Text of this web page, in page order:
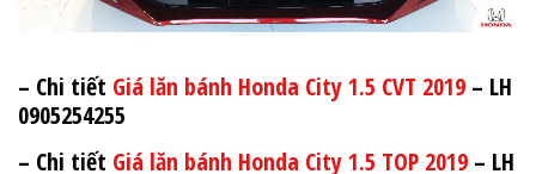
– Chi tiết Giá lăn bánh Honda City 1.5 CVT 2019 – LH
0905254255
– Chi tiết Giá lăn bánh Honda City 1.5 TOP 2019 – LH